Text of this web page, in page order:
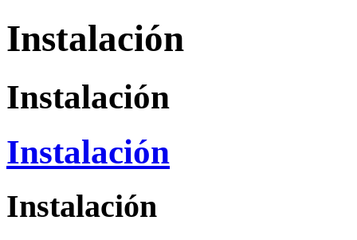
Instalación
Instalación
Instalación
Instalación